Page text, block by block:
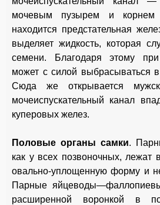
мочевым пузырем и
находится предстательная
выделяет жидкость, которая
семени. Благодаря этому
может с силой выбрасываться
Сюда же открывается
мочеиспускательный канал
куперовых желез.
Половые органы самки.
как у всех позвоночных, лежат
овально-уплощенную форму и
Парные
расширенной воронкой в